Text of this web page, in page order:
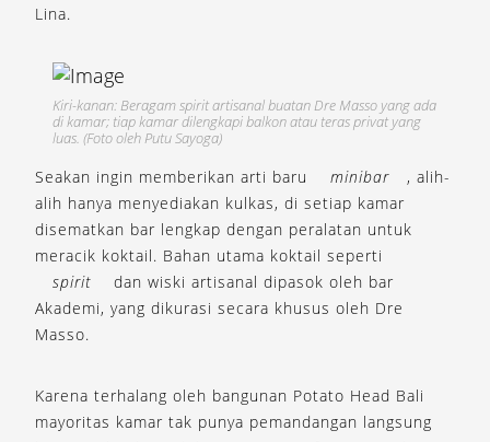
Lina.
Kiri-kanan: Beragam spirit artisanal buatan Dre Masso yang ada
di kamar; tiap kamar dilengkapi balkon atau teras privat yang
luas. (Foto oleh Putu Sayoga)
Seakan ingin memberikan arti baru minibar
, alih-
alih hanya menyediakan kulkas, di setiap kamar
disematkan bar lengkap dengan peralatan untuk
meracik koktail. Bahan utama koktail seperti
spirit
dan wiski artisanal dipasok oleh bar
Akademi, yang dikurasi secara khusus oleh Dre
Masso.
Karena terhalang oleh bangunan Potato Head Bali
mayoritas kamar tak punya pemandangan langsung